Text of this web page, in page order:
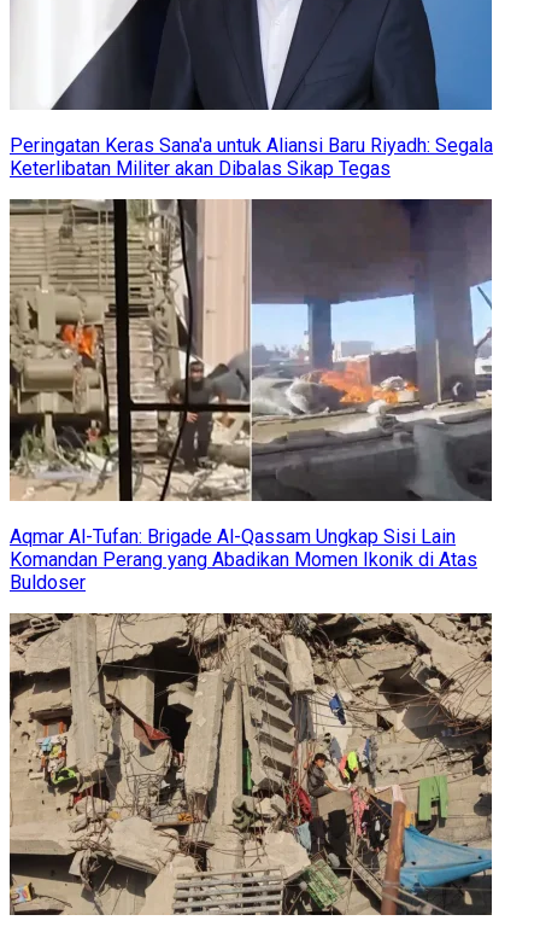
Peringatan Keras Sana'a untuk Aliansi Baru Riyadh: Segala
Keterlibatan Militer akan Dibalas Sikap Tegas
Aqmar Al-Tufan: Brigade Al-Qassam Ungkap Sisi Lain
Komandan Perang yang Abadikan Momen Ikonik di Atas
Buldoser